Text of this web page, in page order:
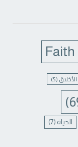
Faith
الأخلاق (5)
الحياة (7)